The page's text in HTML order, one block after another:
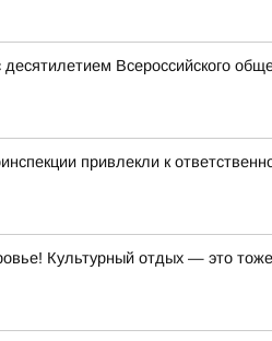
Всероссийского
привлекли к
Культурный отдых — это